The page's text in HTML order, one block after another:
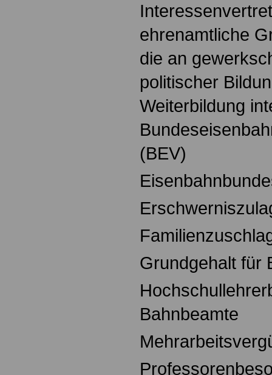
ehrenamtliche
die an
politischer
Weiterbildung
(BEV)
Grundgehalt für
Bahnbeamte